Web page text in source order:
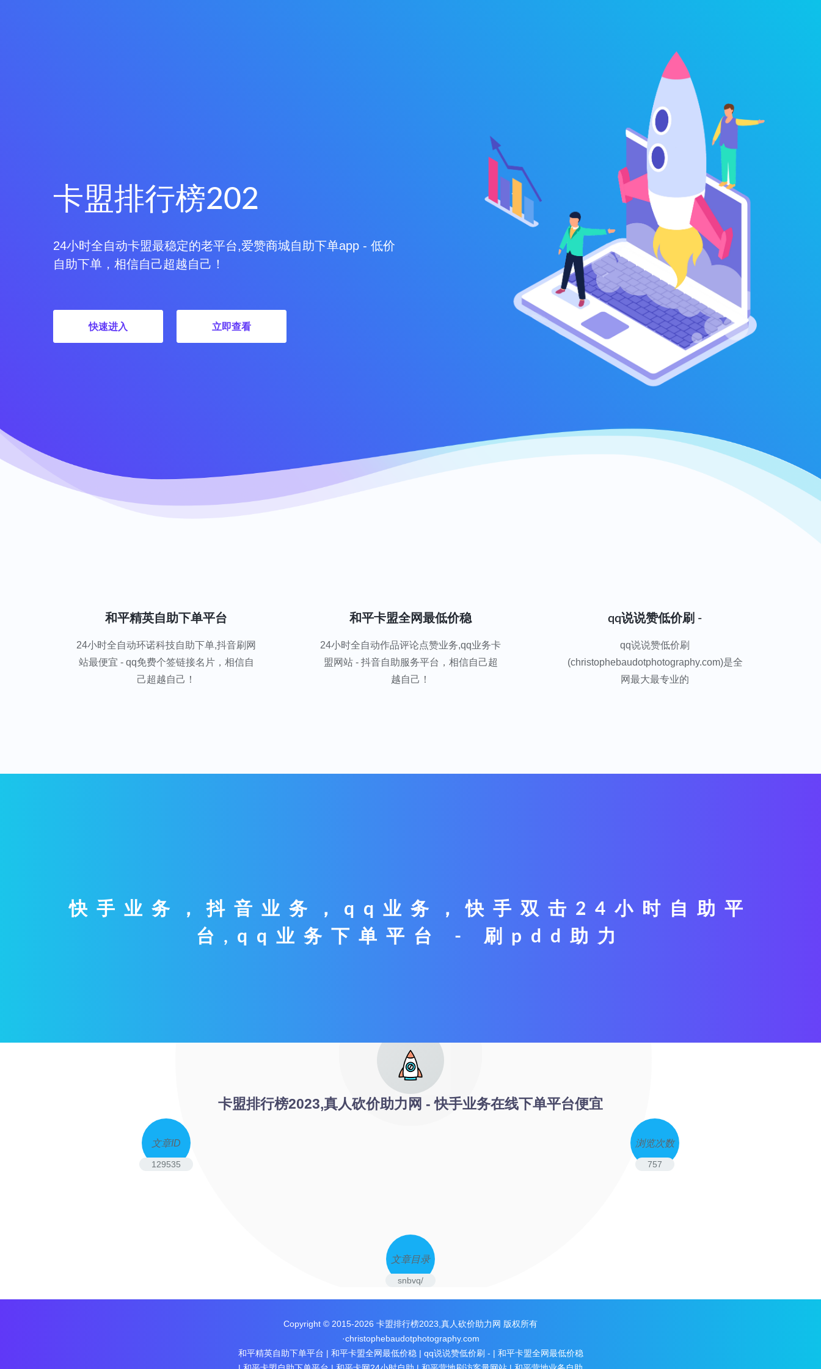
卡盟排行榜202
24小时全自动卡盟最稳定的老平台,爱赞商城自助下单app - 低价
自助下单，相信自己超越自己！
快速进入 立即查看
和平精英自助下单平台
24小时全自动环诺科技自助下单,抖音刷网
站最便宜 - qq免费个签链接名片，相信自
己超越自己！
和平卡盟全网最低价稳
24小时全自动作品评论点赞业务,qq业务卡
盟网站 - 抖音自助服务平台，相信自己超
越自己！
qq说说赞低价刷 -
qq说说赞低价刷
(christophebaudotphotography.com)是全
网最大最专业的
快手业务，抖音业务，qq业务，快手双击24小时自助平
台,qq业务下单平台 - 刷pdd助力
卡盟排行榜2023,真人砍价助力网 - 快手业务在线下单平台便宜
文章ID
129535
文章目录
snbvq/
浏览次数
757
Copyright © 2015-2026 卡盟排行榜2023,真人砍价助力网 版权所有
·christophebaudotphotography.com
和平精英自助下单平台 | 和平卡盟全网最低价稳 | qq说说赞低价刷 - | 和平卡盟全网最低价稳